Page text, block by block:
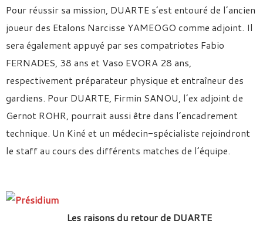
Pour réussir sa mission, DUARTE s’est entouré de l’ancien
joueur des Etalons Narcisse YAMEOGO comme adjoint. Il
sera également appuyé par ses compatriotes Fabio
FERNADES, 38 ans et Vaso EVORA 28 ans,
respectivement préparateur physique et entraîneur des
gardiens. Pour DUARTE, Firmin SANOU, l’ex adjoint de
Gernot ROHR, pourrait aussi être dans l’encadrement
technique. Un Kiné et un médecin-spécialiste rejoindront
le staff au cours des différents matches de l’équipe.
Les raisons du retour de DUARTE